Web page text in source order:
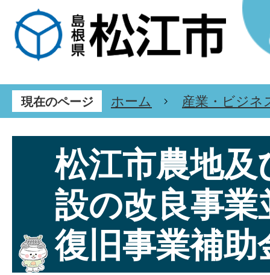
現在のページ ホーム 産業・ビジネ
松江市農地及
設の改良事
復旧事業補助